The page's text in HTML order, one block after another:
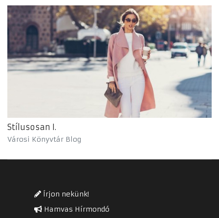
Stílusosan I.
Városi Könyvtár Blog
Írjon nekünk!
Hamvas Hírmondó